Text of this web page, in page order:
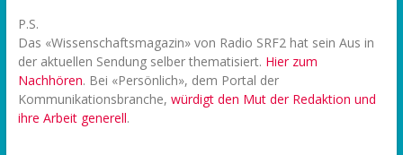
P.S.
Das «Wissenschaftsmagazin» von Radio SRF2 hat sein Aus in
der aktuellen Sendung selber thematisiert. Hier zum
Nachhören. Bei «Persönlich», dem Portal der
Kommunikationsbranche, würdigt den Mut der Redaktion und
ihre Arbeit generell.